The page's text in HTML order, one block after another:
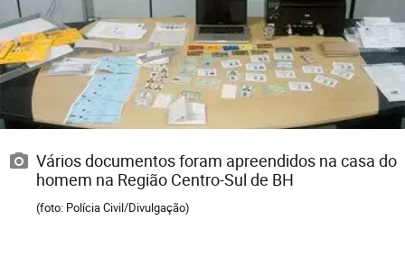
Vários documentos foram apreendidos na casa do
homem na Região Centro-Sul de BH
(foto: Polícia Civil/Divulgação)